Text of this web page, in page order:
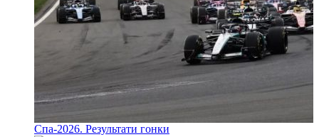
Спа-2026. Результати гонки